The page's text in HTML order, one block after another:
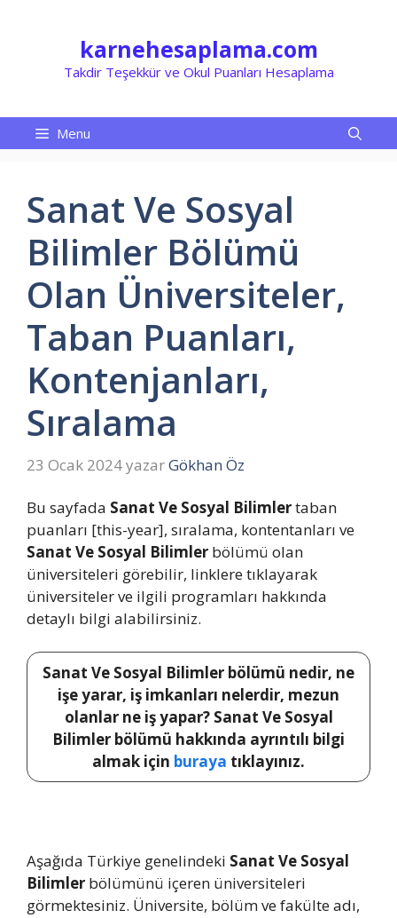
karnehesaplama.com
Takdir Teşekkür ve Okul Puanları Hesaplama
Menu
Sanat Ve Sosyal
Bilimler Bölümü
Olan Üniversiteler,
Taban Puanları,
Kontenjanları,
Sıralama
23 Ocak 2024yazarGökhan Öz
Bu sayfada Sanat Ve Sosyal Bilimlertaban
puanları [this-year], sıralama, kontentanları ve
Sanat Ve Sosyal Bilimler bölümü olan
üniversiteleri görebilir, linklere tıklayarak
üniversiteler ve ilgili programları hakkında
detaylı bilgi alabilirsiniz.
Sanat Ve Sosyal Bilimler bölümü nedir, ne
işe yarar, iş imkanları nelerdir, mezun
olanlar ne iş yapar? Sanat Ve Sosyal
Bilimler bölümü hakkında ayrıntılı bilgi
almak için buraya tıklayınız.
Aşağıda Türkiye genelindeki Sanat Ve Sosyal
Bilimler bölümünü içeren üniversiteleri
görmektesiniz. Üniversite, bölüm ve fakülte adı,